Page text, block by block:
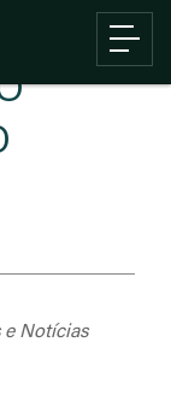
e Notícias